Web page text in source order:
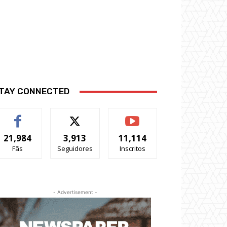
CONNECTED
21,984
Fãs
3,913
Seguidores
11,114
Inscritos
- Advertisement -